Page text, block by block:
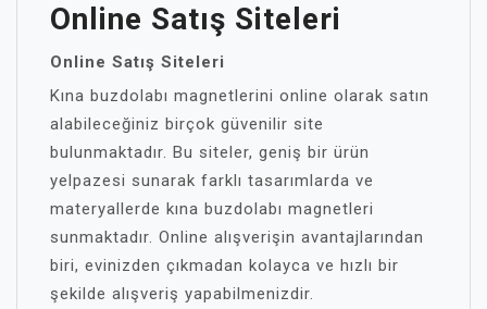
Online Satış Siteleri
Online Satış Siteleri
Kına buzdolabı magnetlerini online olarak satın
alabileceğiniz birçok güvenilir site
bulunmaktadır. Bu siteler, geniş bir ürün
yelpazesi sunarak farklı tasarımlarda ve
materyallerde kına buzdolabı magnetleri
sunmaktadır. Online alışverişin avantajlarından
biri, evinizden çıkmadan kolayca ve hızlı bir
şekilde alışveriş yapabilmenizdir.